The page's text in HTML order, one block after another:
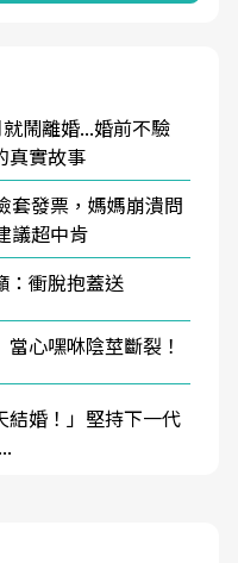
鬧離婚...婚前不驗
真實故事
套發票，媽媽崩潰問
議超中肯
衝脫抱蓋送
心嘿咻陰莖斷裂！
結婚！」堅持下一代